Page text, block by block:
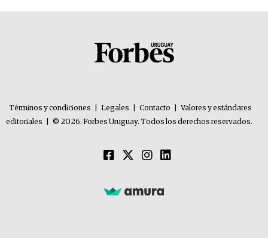
Términos y condiciones Legales Contacto
Valores y estándares
editoriales
© 2026. Forbes Uruguay. Todos los derechos reservados.